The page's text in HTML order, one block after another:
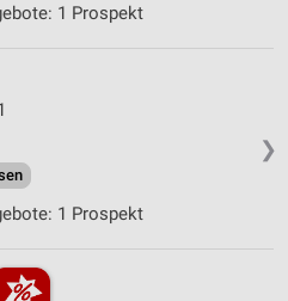
1 Prospekt
❯
1 Prospekt